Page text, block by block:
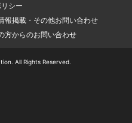
シー
報掲載・その他お問い合わせ
方からのお問い合わせ
All Rights Reserved.